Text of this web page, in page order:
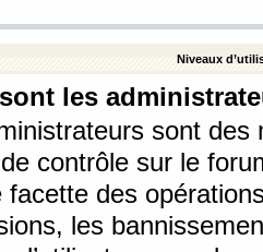
Niveaux
les
sont
contrôle sur le
facette des
les